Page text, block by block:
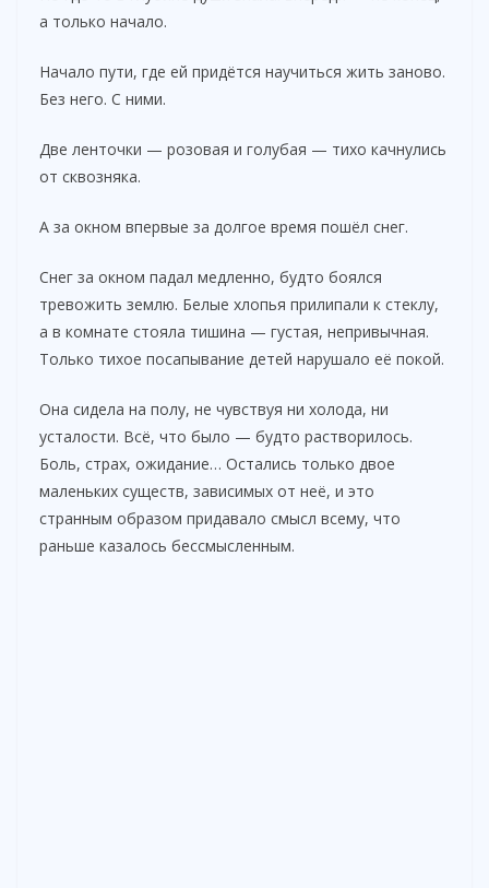
а только начало.
Начало пути, где ей придётся научиться жить заново.
Без него. С ними.
Две ленточки — розовая и голубая — тихо качнулись
от сквозняка.
А за окном впервые за долгое время пошёл снег.
Снег за окном падал медленно, будто боялся
тревожить землю. Белые хлопья прилипали к стеклу,
а в комнате стояла тишина — густая, непривычная.
Только тихое посапывание детей нарушало её покой.
Она сидела на полу, не чувствуя ни холода, ни
усталости. Всё, что было — будто растворилось.
Боль, страх, ожидание… Остались только двое
маленьких существ, зависимых от неё, и это
странным образом придавало смысл всему, что
раньше казалось бессмысленным.